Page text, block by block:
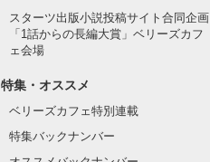
スターツ出版小説投稿サイト合同企画
「1話からの長編大賞」ベリーズカフ
ェ会場
特集・オススメ
ベリーズカフェ特別連載
特集バックナンバー